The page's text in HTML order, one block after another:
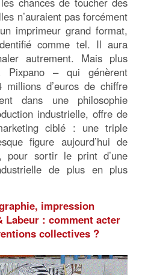
n’auraient pas forcément
imprimeur grand format,
comme tel. Il aura
autrement. Mais plus
Pixpano – qui génèrent
d’euros de chiffre
dans une philosophie
industrielle, offre de
ciblé : une triple
figure aujourd’hui de
pour sortir le print d’une
de plus en plus
impression
Labeur : comment acter
collectives ?